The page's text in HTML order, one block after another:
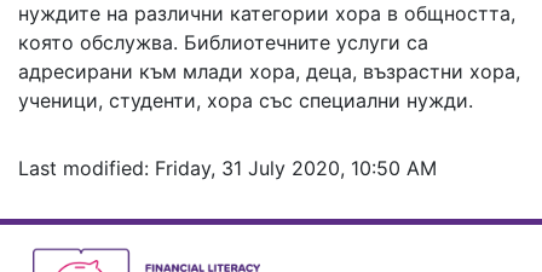
нуждите на различни категории хора в общността,
която обслужва. Библиотечните услуги са
адресирани към млади хора, деца, възрастни хора,
ученици, студенти, хора със специални нужди.
Last modified: Friday, 31 July 2020, 10:50 AM